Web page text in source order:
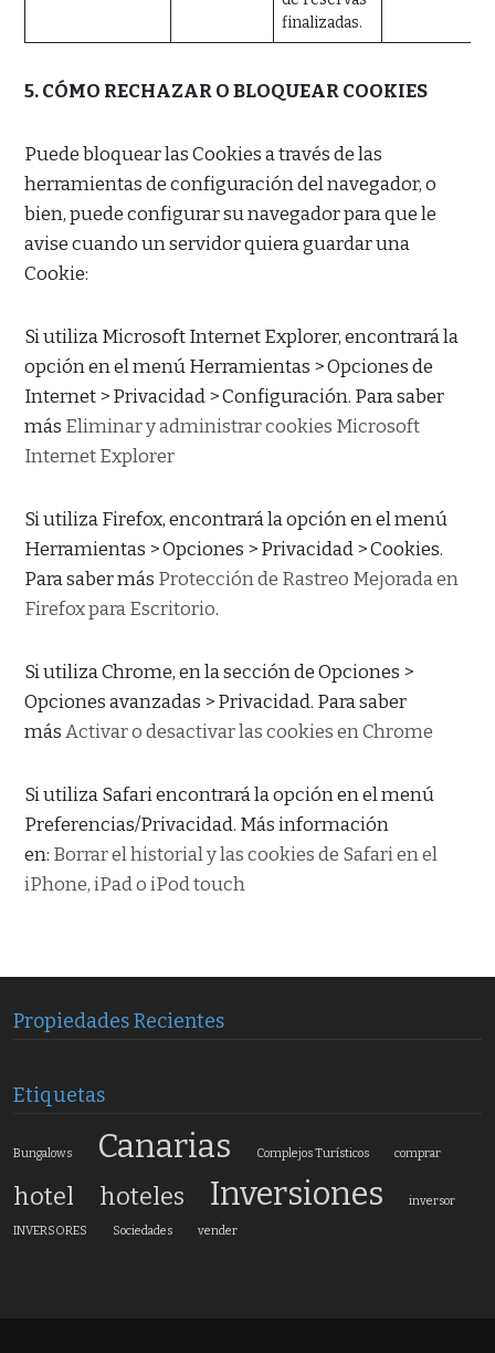
finalizadas.
5. CÓMO RECHAZAR O BLOQUEAR COOKIES
Puede bloquear las Cookies a través de las
herramientas de configuración del navegador, o
bien, puede configurar su navegador para que le
avise cuando un servidor quiera guardar una
Cookie:
Si utiliza Microsoft Internet Explorer, encontrará la
opción en el menú Herramientas > Opciones de
Internet > Privacidad > Configuración. Para saber
más Eliminar y administrar cookies Microsoft
Internet Explorer
Si utiliza Firefox, encontrará la opción en el menú
Herramientas > Opciones > Privacidad > Cookies.
Para saber más Protección de Rastreo Mejorada en
Firefox para Escritorio.
Si utiliza Chrome, en la sección de Opciones >
Opciones avanzadas > Privacidad. Para saber
másActivar o desactivar las cookies en Chrome
Si utiliza Safari encontrará la opción en el menú
Preferencias/Privacidad. Más información
en: Borrar el historial y las cookies de Safari en el
iPhone, iPad o iPod touch
Propiedades Recientes
Etiquetas
Bungalows Canarias Complejos Turísticos comprar
hotel hoteles Inversiones inversor
INVERSORES Sociedades vender